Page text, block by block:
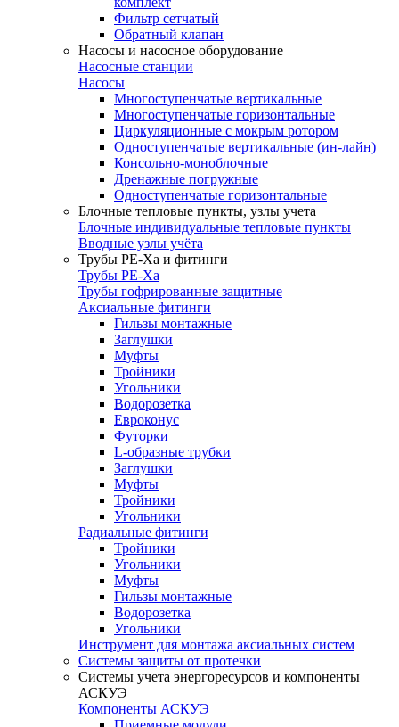
Фильтр сетчатый
Обратный клапан
Насосы и насосное оборудование
Насосные станции
Насосы
Многоступенчатые вертикальные
Многоступенчатые горизонтальные
Циркуляционные с мокрым ротором
Одноступенчатые вертикальные (ин-лайн)
Консольно-моноблочные
Дренажные погружные
Одноступенчатые горизонтальные
Блочные тепловые пункты, узлы учета
Блочные индивидуальные тепловые пункты
Вводные узлы учёта
Трубы РЕ-Ха и фитинги
Трубы РЕ-Ха
Трубы гофрированные защитные
Аксиальные фитинги
Гильзы монтажные
Заглушки
Муфты
Тройники
Угольники
Водорозетка
Евроконус
Футорки
L-образные трубки
Заглушки
Муфты
Тройники
Угольники
Радиальные фитинги
Тройники
Угольники
Муфты
Гильзы монтажные
Водорозетка
Угольники
Инструмент для монтажа аксиальных систем
Системы защиты от протечки
Системы учета энергоресурсов и компоненты
АСКУЭ
Компоненты АСКУЭ